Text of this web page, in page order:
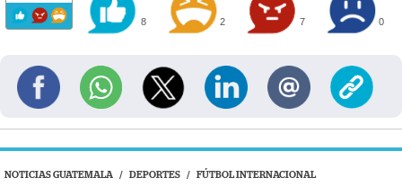
8 2 7 0
NOTICIAS GUATEMALA / DEPORTES / FÚTBOL INTERNACIONAL